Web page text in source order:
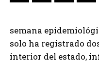
semana
solo ha registrado
interior del estado,